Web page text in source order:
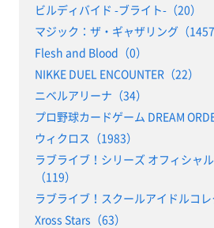
ビルディバイド -ブライト-（20）
マジック：ザ・ギャザリング（1457
Flesh and Blood（0）
NIKKE DUEL ENCOUNTER（22）
ニベルアリーナ（34）
プロ野球カードゲーム DREAM
ウィクロス（1983）
ラブライブ！シリーズ オフィシャ
（119）
ラブライブ！スクールアイドルコレ
Xross Stars（63）